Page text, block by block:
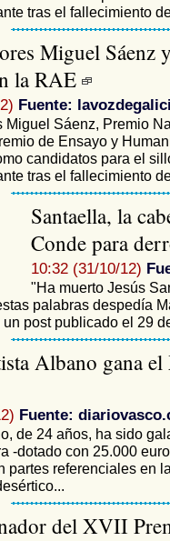
tras el fallecimiento
Miguel Sáenz
la RAE
Fuente:
Miguel Sáenz, Premio
de Ensayo y
candidatos para el
tras el fallecimiento
Santaella, la
Conde para
10:32 (31/10/12)
"Ha muerto Jesús
palabras despedía
post publicado el 29
Albano gana
Fuente:
de 24 años, ha sido
-dotado con 25.000
partes referenciales en
del XVII